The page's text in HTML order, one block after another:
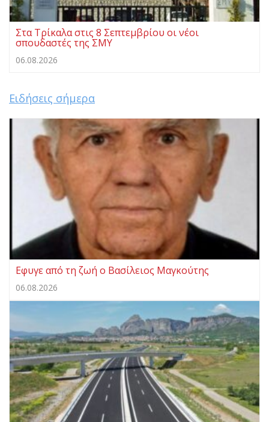
Στα Τρίκαλα στις 8 Σεπτεμβρίου οι νέοι
σπουδαστές της ΣΜΥ
06.08.2026
Ειδήσεις σήμερα
Eφυγε από τη ζωή ο Βασίλειος Μαγκούτης
06.08.2026